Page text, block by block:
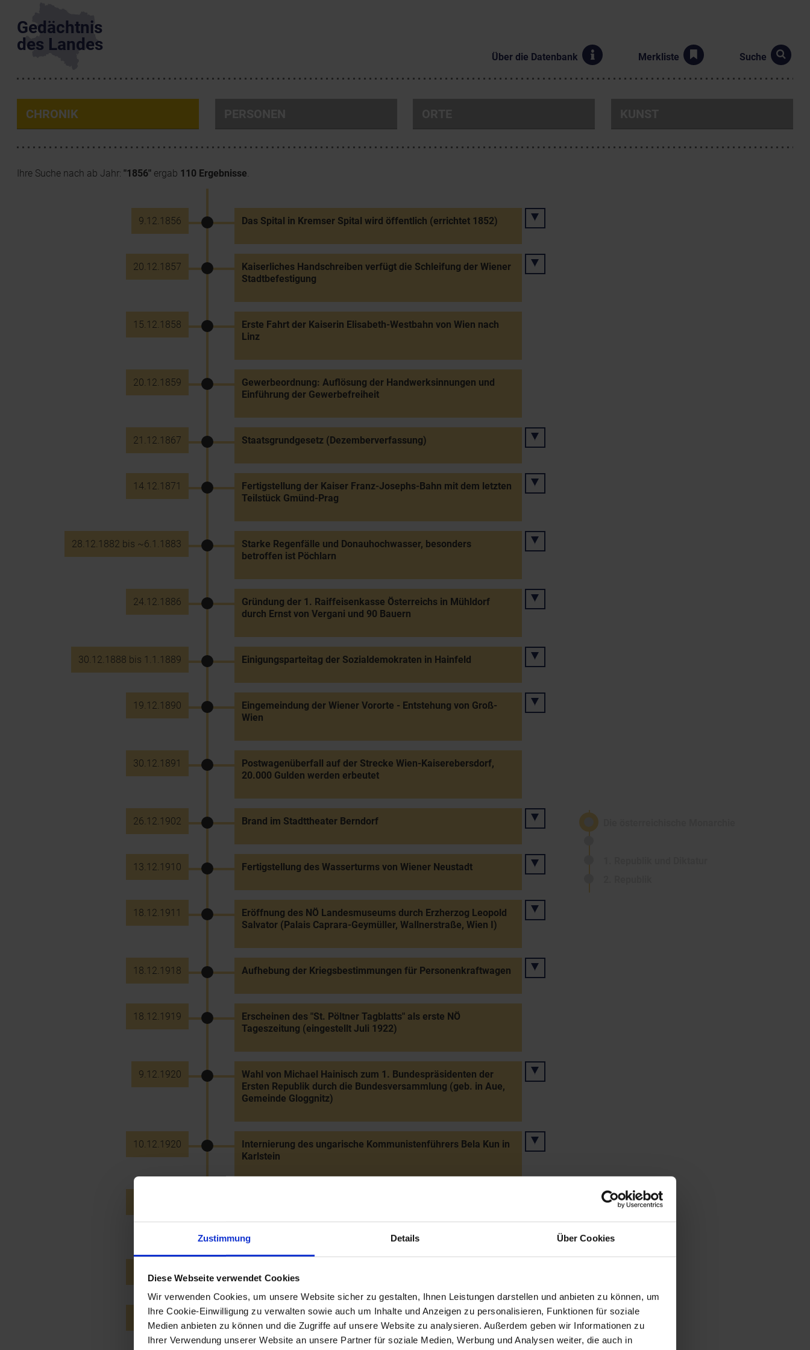
Zustimmung Details Über Cookies
Diese Webseite verwendet Cookies
Wir verwenden Cookies, um unsere Website sicher zu gestalten, Ihnen Leistungen darstellen und anbieten zu können, um
Ihre Cookie-Einwilligung zu verwalten sowie auch um Inhalte und Anzeigen zu personalisieren, Funktionen für soziale
Medien anbieten zu können und die Zugriffe auf unsere Website zu analysieren. Außerdem geben wir Informationen zu
Ihrer Verwendung unserer Website an unsere Partner für soziale Medien, Werbung und Analysen weiter, die auch in
Gedächtnis
des Landes
Über die Datenbank Merkliste Suche
CHRONIK
Ihre Suche nach ab Jahr: "1856" ergab 110 Ergebnisse.
9.12.1856 Das Spital in Kremser Spital wird öffentlich (errichtet 1852)
20.12.1857
Kaiserliches Handschreiben verfügt die Schleifung der Wiener
Stadtbefestigung
15.12.1858
Erste Fahrt der Kaiserin Elisabeth-Westbahn von Wien nach
Linz
20.12.1859
Gewerbeordnung: Auflösung der Handwerksinnungen und
Einführung der Gewerbefreiheit
21.12.1867 Staatsgrundgesetz (Dezemberverfassung)
14.12.1871
Fertigstellung der Kaiser Franz-Josephs-Bahn mit dem letzten
Teilstück Gmünd-Prag
28.12.1882 bis ~6.1.1883
Starke Regenfälle und Donauhochwasser, besonders
betroffen ist Pöchlarn
24.12.1886
Gründung der 1. Raiffeisenkasse Österreichs in Mühldorf
durch Ernst von Vergani und 90 Bauern
30.12.1888 bis 1.1.1889 Einigungsparteitag der Sozialdemokraten in Hainfeld
19.12.1890
Eingemeindung der Wiener Vororte - Entstehung von Groß-
Wien
30.12.1891
Postwagenüberfall auf der Strecke Wien-Kaiserebersdorf,
20.000 Gulden werden erbeutet
26.12.1902 Brand im Stadttheater Berndorf
13.12.1910 Fertigstellung des Wasserturms von Wiener Neustadt
18.12.1911
Eröffnung des NÖ Landesmuseums durch Erzherzog Leopold
Salvator (Palais Caprara-Geymüller, Wallnerstraße, Wien I)
18.12.1918 Aufhebung der Kriegsbestimmungen für Personenkraftwagen
18.12.1919
Erscheinen des "St. Pöltner Tagblatts" als erste NÖ
Tageszeitung (eingestellt Juli 1922)
9.12.1920
Wahl von Michael Hainisch zum 1. Bundespräsidenten der
Ersten Republik durch die Bundesversammlung (geb. in Aue,
Gemeinde Gloggnitz)
10.12.1920
Internierung des ungarische Kommunistenführers Bela Kun in
Karlstein
Landtag
12.12.1923 Stadterhebung von Poysdorf
24.12.1924
Wiederwahl von Michael Hainisch zum Bundespräsidenten
(geb. in Aue, Gemeinde Gloggnitz)